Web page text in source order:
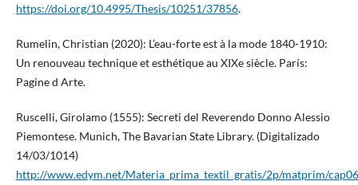
https://doi.org/10.4995/Thesis/10251/37856.
Rumelin, Christian (2020): L’eau-forte est à la mode 1840-1910:
Un renouveau technique et esthétique au XIXe siècle. París:
Pagine d Arte.
Ruscelli, Girolamo (1555): Secreti del Reverendo Donno Alessio
Piemontese. Munich, The Bavarian State Library. (Digitalizado
14/03/1014)
http://www.edym.net/Materia_prima_textil_gratis/2p/matprim/